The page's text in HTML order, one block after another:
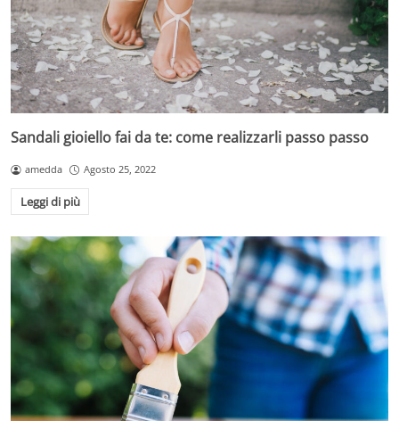
Sandali gioiello fai da te: come realizzarli passo passo
amedda Agosto 25, 2022
Leggi di più